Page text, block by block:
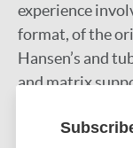
experience
format, of the
Hansen’s and
and matrix
pilot health
expected in